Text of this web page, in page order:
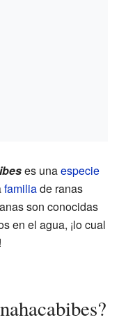
es unaespecie
familiade ranas
son conocidas
en el agua, ¡lo cual